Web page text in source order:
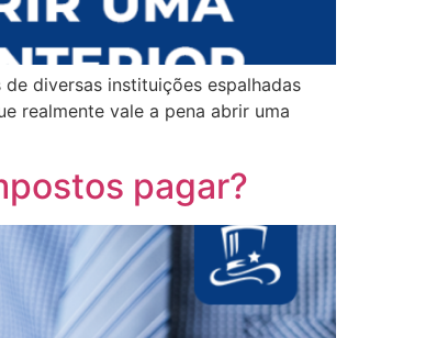
diversas instituições espalhadas
realmente vale a pena abrir uma
pagar?